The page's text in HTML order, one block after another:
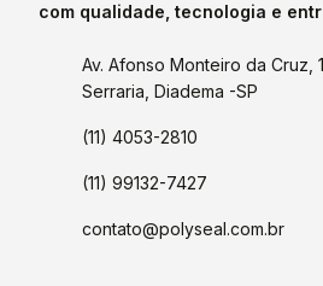
com qualidade, tecnologia e
Av. Afonso Monteiro da Cruz,
Serraria, Diadema -SP
(11) 4053-2810
(11) 99132-7427
contato@polyseal.com.br